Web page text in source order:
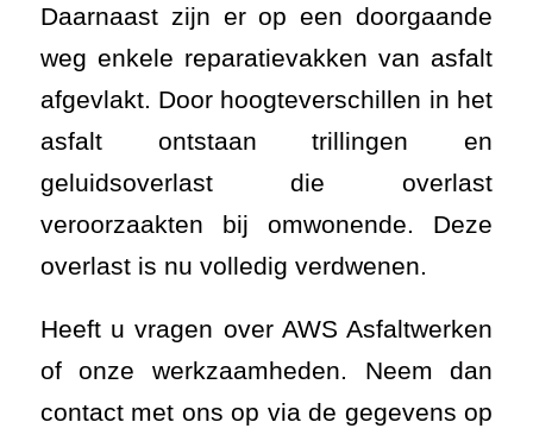
Daarnaast zijn er op een doorgaande
weg enkele reparatievakken van asfalt
afgevlakt. Door hoogteverschillen in het
asfalt ontstaan trillingen en
geluidsoverlast die overlast
veroorzaakten bij omwonende. Deze
overlast is nu volledig verdwenen.
Heeft u vragen over AWS Asfaltwerken
of onze werkzaamheden. Neem dan
contact met ons op via de gegevens op